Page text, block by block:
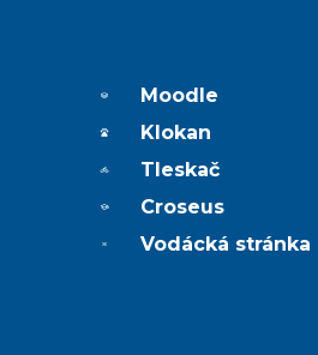
Moodle
Klokan
Tleskač
Croseus
Vodácká stránka